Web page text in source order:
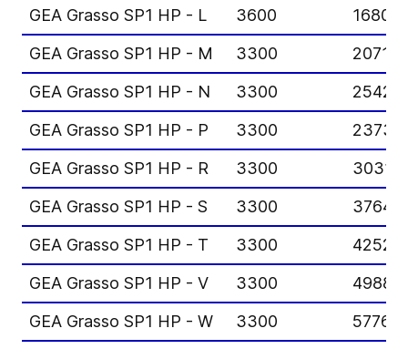
GEA Grasso SP1 HP - L
3600
1680
GEA Grasso SP1 HP - M
3300
2071
GEA Grasso SP1 HP - N
3300
2542
GEA Grasso SP1 HP - P
3300
2373
GEA Grasso SP1 HP - R
3300
3031
GEA Grasso SP1 HP - S
3300
3764
GEA Grasso SP1 HP - T
3300
4252
GEA Grasso SP1 HP - V
3300
4988
GEA Grasso SP1 HP - W
3300
5776